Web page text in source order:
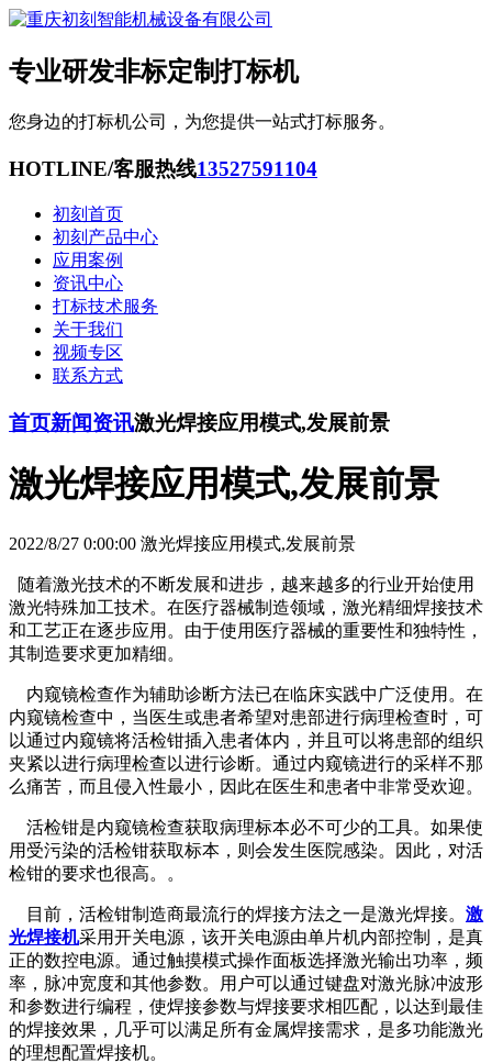
专业研发非标定制打标机
您身边的打标机公司，为您提供一站式打标服务。
HOTLINE/客服热线13527591104
初刻首页
初刻产品中心
应用案例
资讯中心
打标技术服务
关于我们
视频专区
联系方式
首页新闻资讯激光焊接应用模式,发展前景
激光焊接应用模式,发展前景
2022/8/27 0:00:00 激光焊接应用模式,发展前景
随着激光技术的不断发展和进步，越来越多的行业开始使用
激光特殊加工技术。在医疗器械制造领域，激光精细焊接技术
和工艺正在逐步应用。由于使用医疗器械的重要性和独特性，
其制造要求更加精细。
内窥镜检查作为辅助诊断方法已在临床实践中广泛使用。在
内窥镜检查中，当医生或患者希望对患部进行病理检查时，可
以通过内窥镜将活检钳插入患者体内，并且可以将患部的组织
夹紧以进行病理检查以进行诊断。通过内窥镜进行的采样不那
么痛苦，而且侵入性最小，因此在医生和患者中非常受欢迎。
活检钳是内窥镜检查获取病理标本必不可少的工具。如果使
用受污染的活检钳获取标本，则会发生医院感染。因此，对活
检钳的要求也很高。。
目前，活检钳制造商最流行的焊接方法之一是激光焊接。 激
光焊接机采用开关电源，该开关电源由单片机内部控制，是真
正的数控电源。通过触摸模式操作面板选择激光输出功率，频
率，脉冲宽度和其他参数。用户可以通过键盘对激光脉冲波形
和参数进行编程，使焊接参数与焊接要求相匹配，以达到最佳
的焊接效果，几乎可以满足所有金属焊接需求，是多功能激光
的理想配置焊接机。